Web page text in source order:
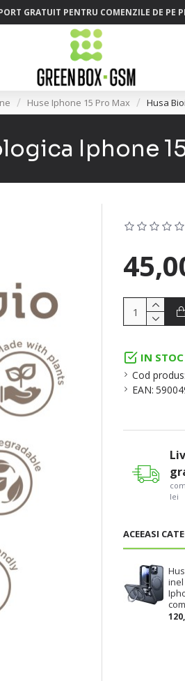
GRATUIT PENTRU COMENZILE DE PE
Huse Iphone 15 Pro Max Husa
Iphone
IN STOC
Cod produs:
EAN:
ACEEASI
lei